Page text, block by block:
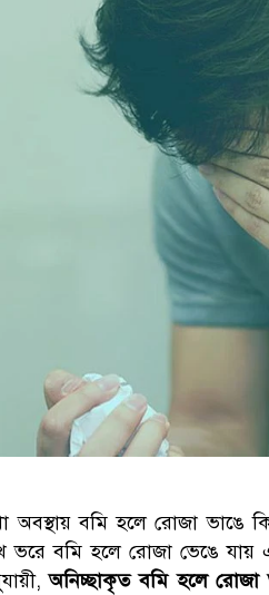
অবস্থায় বমি হলে রোজা ভাঙে
ভরে বমি হলে রোজা ভেঙে যায়
অনিচ্ছাকৃত বমি হলে রোজা